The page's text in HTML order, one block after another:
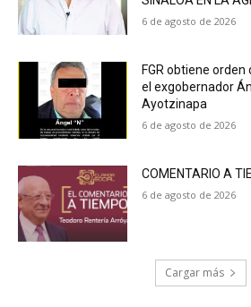
6 de agosto de 2026
FGR obtiene
el exgobernador
Ayotzinapa
6 de agosto de 2026
COMENTARIO A
6 de agosto de 2026
Cargar más